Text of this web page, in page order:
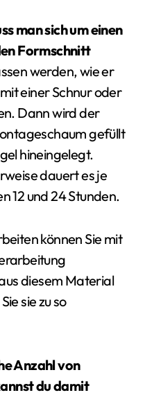
man sich um einen
Formschnitt
werden, wie er
einer Schnur oder
Dann wird der
gefüllt
hineingelegt.
dauert es je
12 und 24 Stunden.
können Sie mit
diesem Material
sie zu so
Anzahl von
du damit